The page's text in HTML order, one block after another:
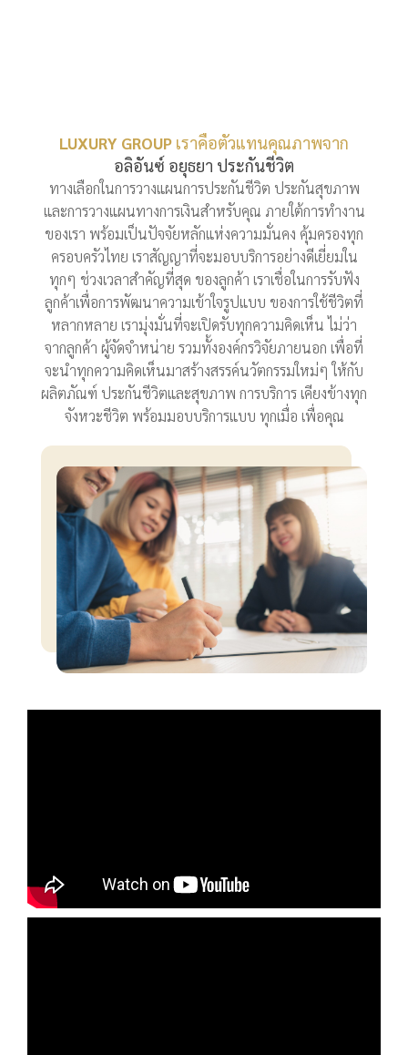
LUXURY GROUP เราคือตัวแทนคุณภาพจาก
อลิอันซ์ อยุธยา ประกันชีวิต
ทางเลือกในการวางแผนการประกันชีวิต ประกันสุขภาพ
และการวางแผนทางการเงินสำหรับคุณ ภายใต้การทำงาน
ของเรา พร้อมเป็นปัจจัยหลักแห่งความมั่นคง คุ้มครองทุก
ครอบครัวไทย เราสัญญาที่จะมอบบริการอย่างดีเยี่ยมใน
ทุกๆ ช่วงเวลาสำคัญที่สุด ของลูกค้า เราเชื่อในการรับฟัง
ลูกค้าเพื่อการพัฒนาความเข้าใจรูปแบบ ของการใช้ชีวิตที่
หลากหลาย เรามุ่งมั่นที่จะเปิดรับทุกความคิดเห็น ไม่ว่า
จากลูกค้า ผู้จัดจำหน่าย รวมทั้งองค์กรวิจัยภายนอก เพื่อที่
จะนำทุกความคิดเห็นมาสร้างสรรค์นวัตกรรมใหม่ๆ ให้กับ
ผลิตภัณฑ์ ประกันชีวิตและสุขภาพ การบริการ เคียงข้างทุก
จังหวะชีวิต พร้อมมอบบริการแบบ ทุกเมื่อ เพื่อคุณ